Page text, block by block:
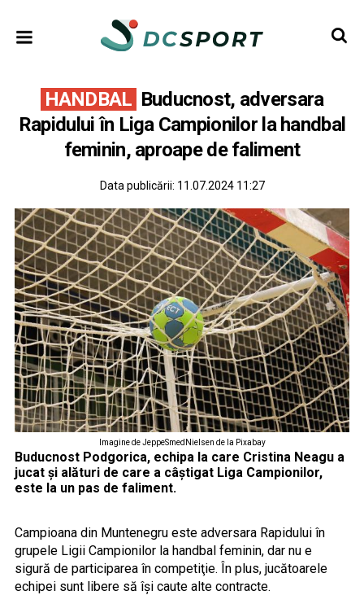
HANDBAL Buducnost, adversara
Rapidului în Liga Campionilor la handbal
feminin, aproape de faliment
Data publicării: 11.07.2024 11:27
Imagine de JeppeSmedNielsen de la Pixabay
Buducnost Podgorica, echipa la care Cristina Neagu a
jucat şi alături de care a câştigat Liga Campionilor,
este la un pas de faliment.
Campioana din Muntenegru este adversara Rapidului în
grupele Ligii Campionilor la handbal feminin, dar nu e
sigură de participarea în competiţie. În plus, jucătoarele
echipei sunt libere să îşi caute alte contracte.